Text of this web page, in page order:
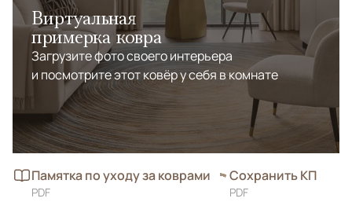
Виртуальная
примерка ковра
Загрузите фото своего интерьера
и посмотрите этот ковёр у себя в комнате
Памятка по уходу за коврами
PDF
Сохранить КП
PDF